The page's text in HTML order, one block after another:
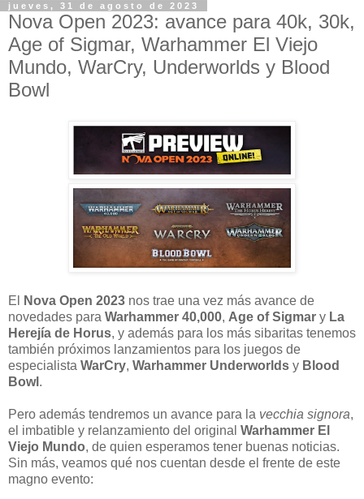
jueves, 31 de agosto de 2023
Nova Open 2023: avance para 40k, 30k,
Age of Sigmar, Warhammer El Viejo
Mundo, WarCry, Underworlds y Blood
Bowl
El Nova Open 2023 nos trae una vez más avance de
novedades para Warhammer 40,000, Age of Sigmar y La
Herejía de Horus, y además para los más sibaritas tenemos
también próximos lanzamientos para los juegos de
especialista WarCry, Warhammer Underworlds y Blood
Bowl .
Pero además tendremos un avance para la vecchia signora,
el imbatible y relanzamiento del original Warhammer El
Viejo Mundo, de quien esperamos tener buenas noticias.
Sin más, veamos qué nos cuentan desde el frente de este
magno evento: